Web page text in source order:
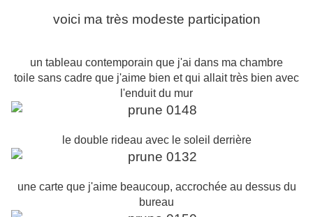
voici ma très modeste participation
un tableau contemporain que j'ai dans ma chambre
toile sans cadre que j'aime bien et qui allait très bien avec
l'enduit du mur
le double rideau avec le soleil derrière
une carte que j'aime beaucoup, accrochée au dessus du
bureau